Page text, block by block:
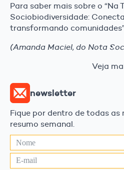
Para saber mais sobre o “Na
Sociobiodiversidade:
transformando
(Amanda Maciel, do Nota
Veja
newsletter
Fique por dentro de todas as
resumo semanal.